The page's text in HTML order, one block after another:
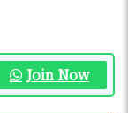
Join Now